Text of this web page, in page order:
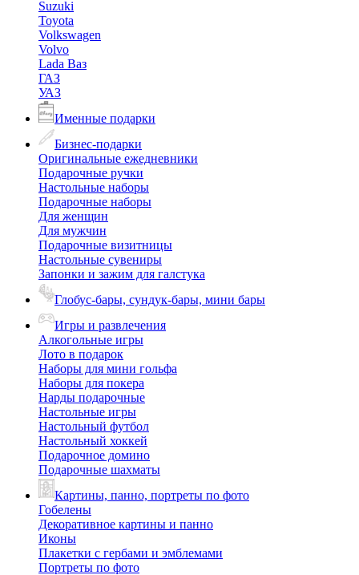
Suzuki
Toyota
Volkswagen
Volvo
Lada Ваз
ГАЗ
УАЗ
Именные подарки
Бизнес-подарки
Оригинальные ежедневники
Подарочные ручки
Настольные наборы
Подарочные наборы
Для женщин
Для мужчин
Подарочные визитницы
Настольные сувениры
Запонки и зажим для галстука
Глобус-бары, сундук-бары, мини бары
Игры и развлечения
Алкогольные игры
Лото в подарок
Наборы для мини гольфа
Наборы для покера
Нарды подарочные
Настольные игры
Настольный футбол
Настольный хоккей
Подарочное домино
Подарочные шахматы
Картины, панно, портреты по фото
Гобелены
Декоративное картины и панно
Иконы
Плакетки с гербами и эмблемами
Портреты по фото